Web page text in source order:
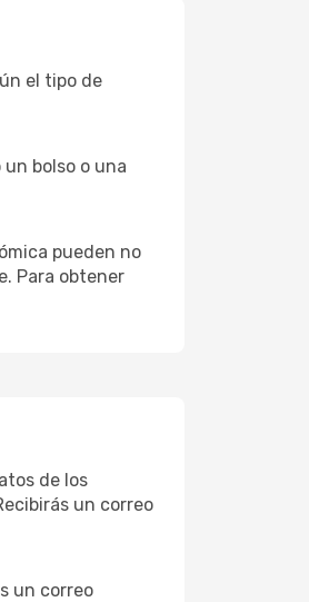
el tipo de
bolso o una
pueden no
Para obtener
de los
un correo
un correo